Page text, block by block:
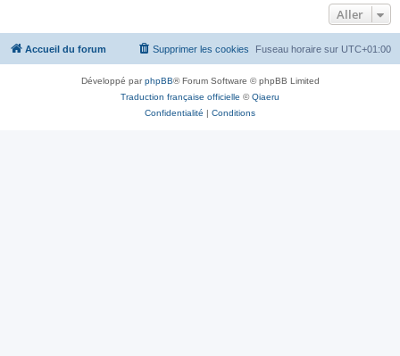
c
e
Aller
Accueil du forum Fuseau horaire sur UTC+01:00
Supprimer les cookies
Développé parphpBB® Forum Software © phpBB Limited
Traduction française officielle ©Qiaeru
Confidentialité | Conditions